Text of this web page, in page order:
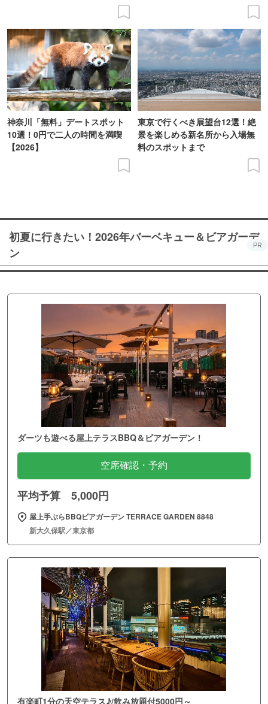
神奈川「無料」デートスポット
10選！0円で二人の時間を満喫
【2026】
東京で行くべき展望台12選！絶
景を楽しめる新名所から入場無
料のスポットまで
初夏に行きたい！2026年バーベキュー＆ビアガーデ
ン
PR
ダーツも遊べる屋上テラスBBQ＆ビアガーデン！
空席確認・予約
平均予算 5,000円
屋上手ぶらBBQビアガーデン TERRACE GARDEN 8848
新大久保駅／東京都
有楽町1分の天空テラス♪/飲み放題付5000円～